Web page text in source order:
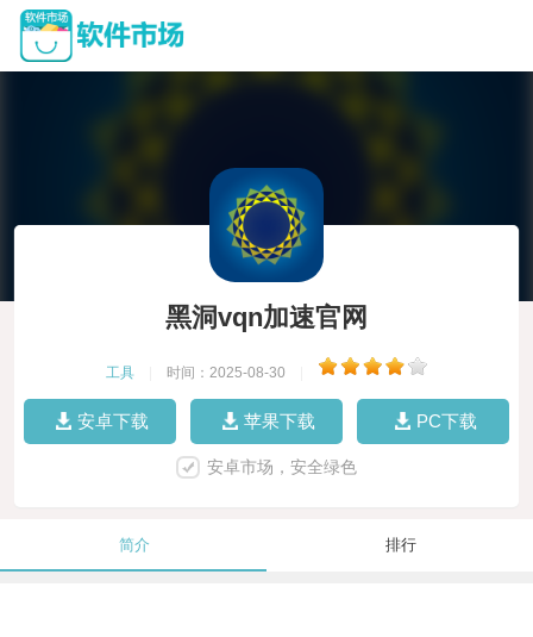
黑洞vqn加速官网
工具 时间：2025-08-30
安卓下载 苹果下载 PC下载
安卓市场，安全绿色
简介 排行